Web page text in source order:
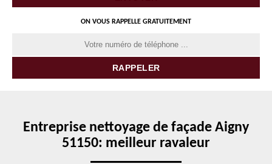
ON VOUS RAPPELLE GRATUITEMENT
Entreprise nettoyage de façade Aigny
51150: meilleur ravaleur